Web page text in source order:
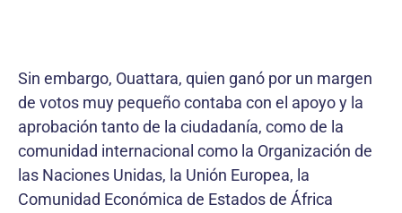
Sin embargo, Ouattara, quien ganó por un margen
de votos muy pequeño contaba con el apoyo y la
aprobación tanto de la ciudadanía, como de la
comunidad internacional como la Organización de
las Naciones Unidas, la Unión Europea, la
Comunidad Económica de Estados de África